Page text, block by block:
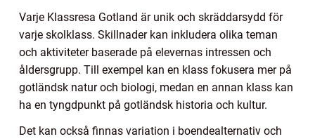
Varje Klassresa Gotland är unik och skräddarsydd för
varje skolklass. Skillnader kan inkludera olika teman
och aktiviteter baserade på elevernas intressen och
åldersgrupp. Till exempel kan en klass fokusera mer på
gotländsk natur och biologi, medan en annan klass kan
ha en tyngdpunkt på gotländsk historia och kultur.
Det kan också finnas variation i boendealternativ och